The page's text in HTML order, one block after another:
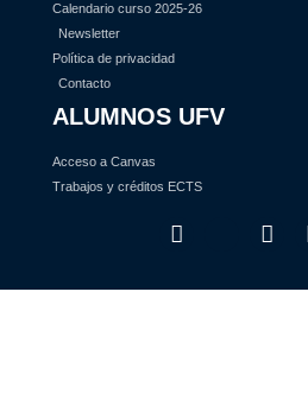
Calendario curso 2025-26
Newsletter
Política de privacidad
Contacto
ALUMNOS UFV
Acceso a Canvas
Trabajos y créditos ECTS